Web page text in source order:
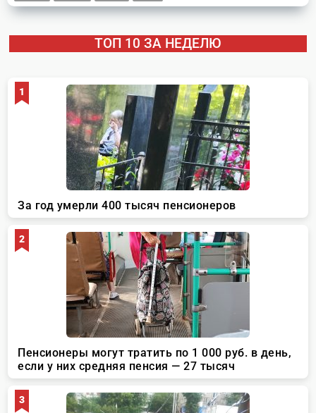
ТОП 10 ЗА НЕДЕЛЮ